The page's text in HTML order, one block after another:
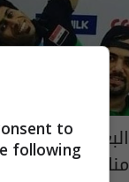
البعثة
منافسات غرب
to
following